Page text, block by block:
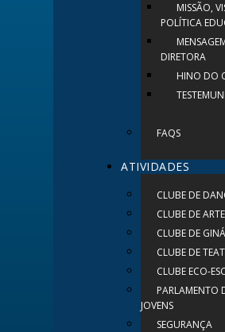
MISSÃO,
POLÍTICA
DIRETORA
HINO DO
FAQS
ATIVIDADES
CLUBE DE
CLUBE DE
CLUBE DE
CLUBE DE
CLUBE ECO-
PARLAMENTO
JOVENS
SEGURANÇA